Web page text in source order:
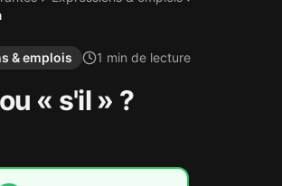
& emplois 1 min de lecture
« s'il » ?